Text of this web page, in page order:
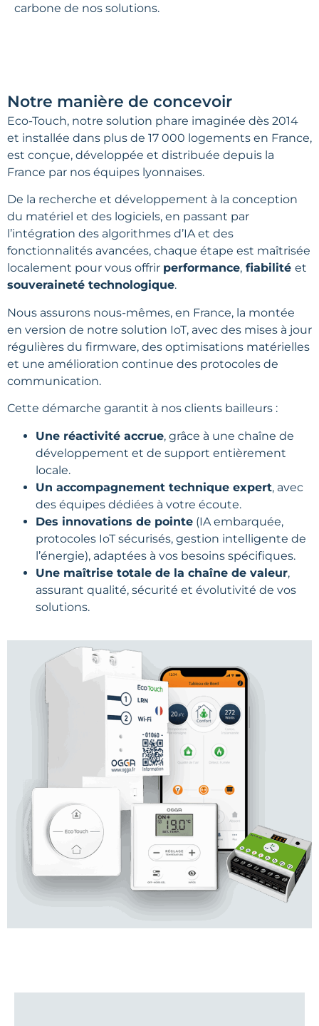
carbone de nos solutions.
Notre manière de concevoir
Eco-Touch, notre solution phare imaginée dès 2014
et installée dans plus de 17 000 logements en France,
est conçue, développée et distribuée depuis la
France par nos équipes lyonnaises.
De la recherche et développement à la conception
du matériel et des logiciels, en passant par
l’intégration des algorithmes d’IA et des
fonctionnalités avancées, chaque étape est maîtrisée
localement pour vous offrir performance, fiabilité et
souveraineté technologique.
Nous assurons nous-mêmes, en France, la montée
en version de notre solution IoT, avec des mises à jour
régulières du firmware, des optimisations matérielles
et une amélioration continue des protocoles de
communication.
Cette démarche garantit à nos clients bailleurs :
Une réactivité accrue, grâce à une chaîne de
développement et de support entièrement
locale.
Un accompagnement technique expert, avec
des équipes dédiées à votre écoute.
Des innovations de pointe (IA embarquée,
protocoles IoT sécurisés, gestion intelligente de
l’énergie), adaptées à vos besoins spécifiques.
Une maîtrise totale de la chaîne de valeur,
assurant qualité, sécurité et évolutivité de vos
solutions.